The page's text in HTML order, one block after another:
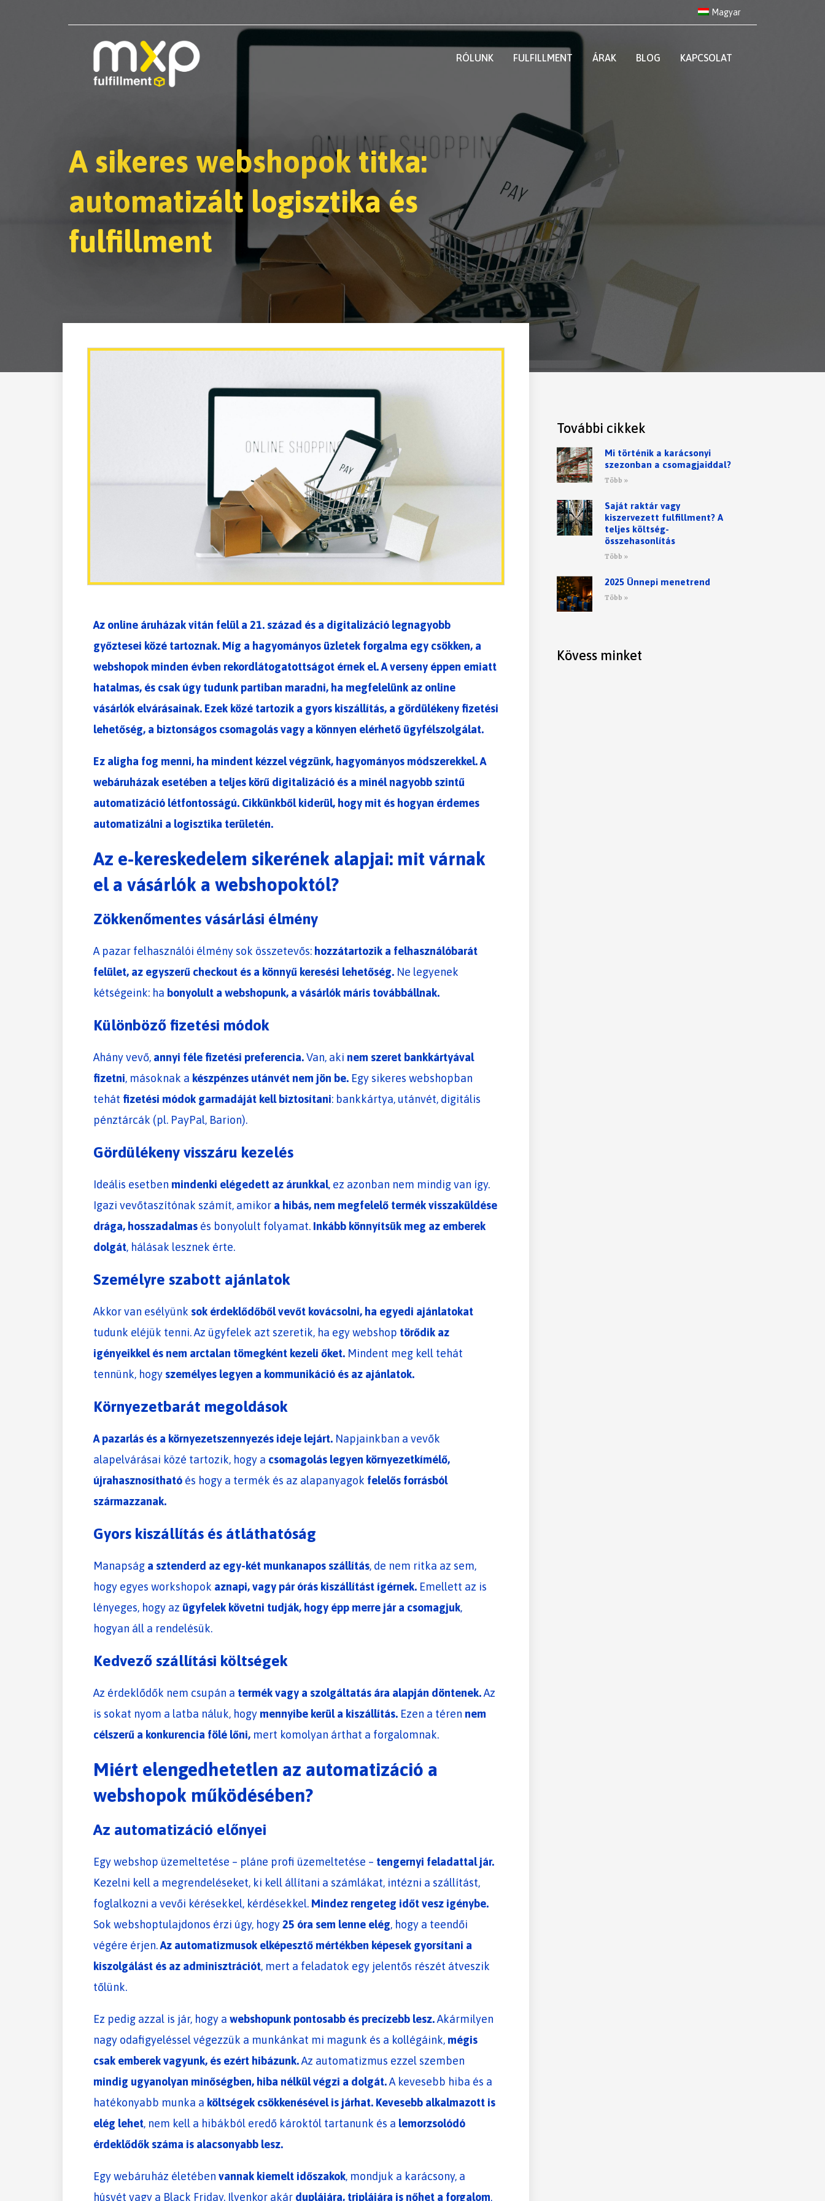
Magyar
RÓLUNK FULFILLMENT ÁRAK BLOG KAPCSOLAT
A sikeres webshopok titka:
automatizált logisztika és
fulfillment
Az online áruházak vitán felül a 21. század és a digitalizáció legnagyobb
győztesei közé tartoznak. Míg a hagyományos üzletek forgalma egy csökken, a
webshopok minden évben rekordlátogatottságot érnek el. A verseny éppen emiatt
hatalmas, és csak úgy tudunk partiban maradni, ha megfelelünk az online
vásárlók elvárásainak. Ezek közé tartozik a gyors kiszállítás, a gördülékeny fizetési
lehetőség, a biztonságos csomagolás vagy a könnyen elérhető ügyfélszolgálat.
Ez aligha fog menni, ha mindent kézzel végzünk, hagyományos módszerekkel. A
webáruházak esetében a teljes körű digitalizáció és a minél nagyobb szintű
automatizáció létfontosságú. Cikkünkből kiderül, hogy mit és hogyan érdemes
automatizálni a logisztika területén.
Az e-kereskedelem sikerének alapjai: mit várnak
el a vásárlók a webshopoktól?
Zökkenőmentes vásárlási élmény
A pazar felhasználói élmény sok összetevős: hozzátartozik a felhasználóbarát
felület, az egyszerű checkout és a könnyű keresési lehetőség. Ne legyenek
kétségeink: ha bonyolult a webshopunk, a vásárlók máris továbbállnak.
Különböző fizetési módok
Ahány vevő, annyi féle fizetési preferencia.Van, aki nem szeret bankkártyával
fizetni, másoknak a készpénzes utánvét nem jön be. Egy sikeres webshopban
tehát fizetési módok garmadáját kell biztosítani: bankkártya, utánvét, digitális
pénztárcák (pl. PayPal, Barion).
Gördülékeny visszáru kezelés
Ideális esetben mindenki elégedett az árunkkal, ez azonban nem mindig van így.
Igazi vevőtaszítónak számít, amikor a hibás, nem megfelelő termék visszaküldése
drága, hosszadalmas és bonyolult folyamat. Inkább könnyítsük meg az emberek
dolgát, hálásak lesznek érte.
Személyre szabott ajánlatok
Akkor van esélyünk sok érdeklődőből vevőt kovácsolni, ha egyedi ajánlatokat
tudunk eléjük tenni. Az ügyfelek azt szeretik, ha egy webshop törődik az
igényeikkel és nem arctalan tömegként kezeli őket. Mindent meg kell tehát
tennünk, hogy személyes legyen a kommunikáció és az ajánlatok.
Környezetbarát megoldások
A pazarlás és a környezetszennyezés ideje lejárt. Napjainkban a vevők
alapelvárásai közé tartozik, hogy a csomagolás legyen környezetkímélő,
újrahasznosítható és hogy a termék és az alapanyagok felelős forrásból
származzanak.
Gyors kiszállítás és átláthatóság
Manapság a sztenderd az egy-két munkanapos szállítás, de nem ritka az sem,
hogy egyes workshopok aznapi, vagy pár órás kiszállítást ígérnek. Emellett az is
lényeges, hogy az ügyfelek követni tudják, hogy épp merre jár a csomagjuk,
hogyan áll a rendelésük.
Kedvező szállítási költségek
Az érdeklődők nem csupán a termék vagy a szolgáltatás ára alapján döntenek.Az
is sokat nyom a latba náluk, hogymennyibe kerül a kiszállítás. Ezen a téren nem
célszerű a konkurencia fölé lőni, mert komolyan árthat a forgalomnak.
Miért elengedhetetlen az automatizáció a
webshopok működésében?
Az automatizáció előnyei
Egy webshop üzemeltetése – pláne profi üzemeltetése – tengernyi feladattal jár.
Kezelni kell a megrendeléseket, ki kell állítani a számlákat, intézni a szállítást,
foglalkozni a vevői kérésekkel, kérdésekkel. Mindez rengeteg időt vesz igénybe.
Sok webshoptulajdonos érzi úgy, hogy25 óra sem lenne elég, hogy a teendői
végére érjen.Az automatizmusok elképesztő mértékben képesek gyorsítani a
kiszolgálást és az adminisztrációt, mert a feladatok egy jelentős részét átveszik
tőlünk.
Ez pedig azzal is jár, hogy a webshopunk pontosabb és precízebb lesz.Akármilyen
nagy odafigyeléssel végezzük a munkánkat mi magunk és a kollégáink,mégis
csak emberek vagyunk, és ezért hibázunk.Az automatizmus ezzel szemben
mindig ugyanolyan minőségben, hiba nélkül végzi a dolgát.A kevesebb hiba és a
hatékonyabb munka a költségek csökkenésével is járhat. Kevesebb alkalmazott is
elég lehet, nem kell a hibákból eredő károktól tartanunk és a lemorzsolódó
érdeklődők száma is alacsonyabb lesz.
Egy webáruház életében vannak kiemelt időszakok, mondjuk a karácsony, a
húsvét vagy a Black Friday. Ilyenkor akár duplájára, triplájára is nőhet a forgalom,
További cikkek
Mi történik a karácsonyi
szezonban a csomagjaiddal?
Több »
Saját raktár vagy
kiszervezett fulfillment? A
teljes költség-
összehasonlítás
Több »
2025 Ünnepi menetrend
Több »
Kövess minket